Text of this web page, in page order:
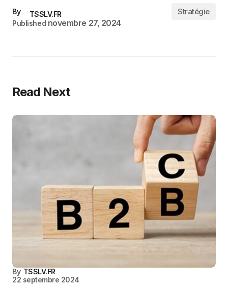
By
TSSLV.FR
Published novembre 27, 2024
Stratégie
Read Next
By TSSLV.FR
22 septembre 2024